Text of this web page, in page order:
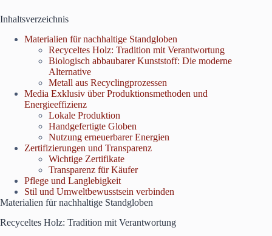
Inhaltsverzeichnis
Materialien für nachhaltige Standgloben
Recyceltes Holz: Tradition mit Verantwortung
Biologisch abbaubarer Kunststoff: Die moderne
Alternative
Metall aus Recyclingprozessen
Media Exklusiv über Produktionsmethoden und
Energieeffizienz
Lokale Produktion
Handgefertigte Globen
Nutzung erneuerbarer Energien
Zertifizierungen und Transparenz
Wichtige Zertifikate
Transparenz für Käufer
Pflege und Langlebigkeit
Stil und Umweltbewusstsein verbinden
Materialien für nachhaltige Standgloben
Recyceltes Holz: Tradition mit Verantwortung